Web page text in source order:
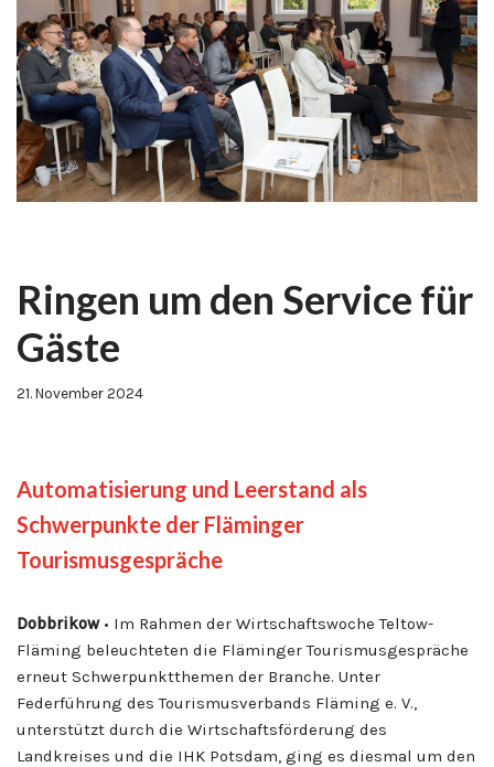
Ringen um den Service für
Gäste
21. November 2024
Automatisierung und Leerstand als
Schwerpunkte der Fläminger
Tourismusgespräche
Dobbrikow • Im Rahmen der Wirtschaftswoche Teltow-
Fläming beleuchteten die Fläminger Tourismusgespräche
erneut Schwerpunktthemen der Branche. Unter
Federführung des Tourismusverbands Fläming e. V.,
unterstützt durch die Wirtschaftsförderung des
Landkreises und die IHK Potsdam, ging es diesmal um den